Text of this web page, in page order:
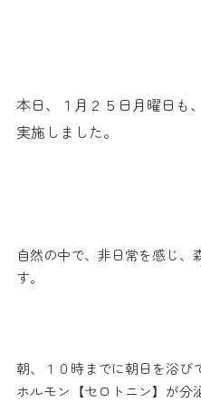
本日、１月２５日月曜日も
実施しました。
自然の中で、非日常を感じ
す。
朝、１０時までに朝日を浴び
ホルモン【セロトニン】が分